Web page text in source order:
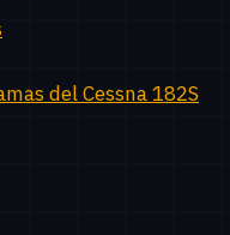
del Cessna 182S